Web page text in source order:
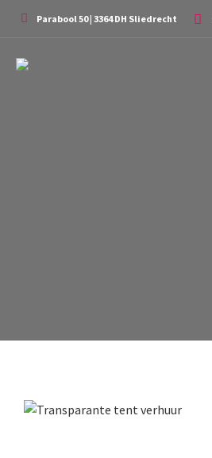
Parabool 50 | 3364 DH Sliedrecht